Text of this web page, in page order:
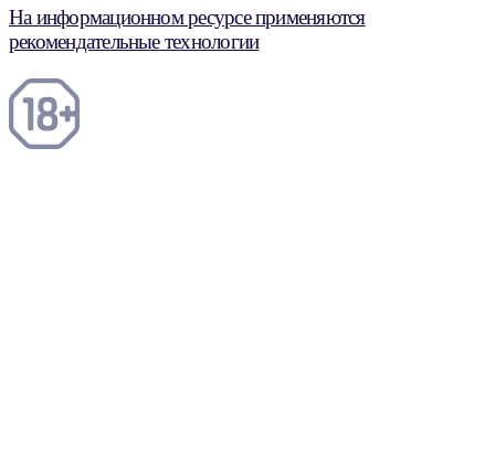
На информационном ресурсе применяются
рекомендательные технологии